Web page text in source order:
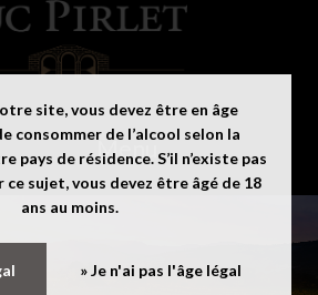
site, vous devez être en âge
consommer de l’alcool selon la
pays de résidence. S’il n’existe pas
sujet, vous devez être âgé de 18
ans au moins.
» Je n'ai pas l'âge légal
Menu